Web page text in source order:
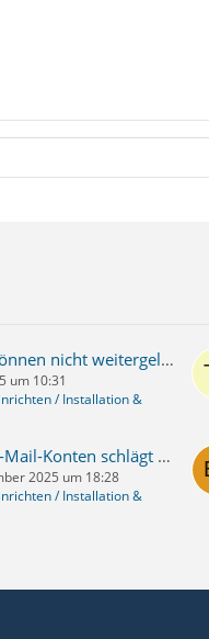
Mails die kein JUNK sind können nicht weitergeleitet werden
um 10:31
/ Installation &
Einrichten von mehrerer E-Mail-Konten schlägt schon bei der 2. Adresse fehl
2025 um 18:28
/ Installation &